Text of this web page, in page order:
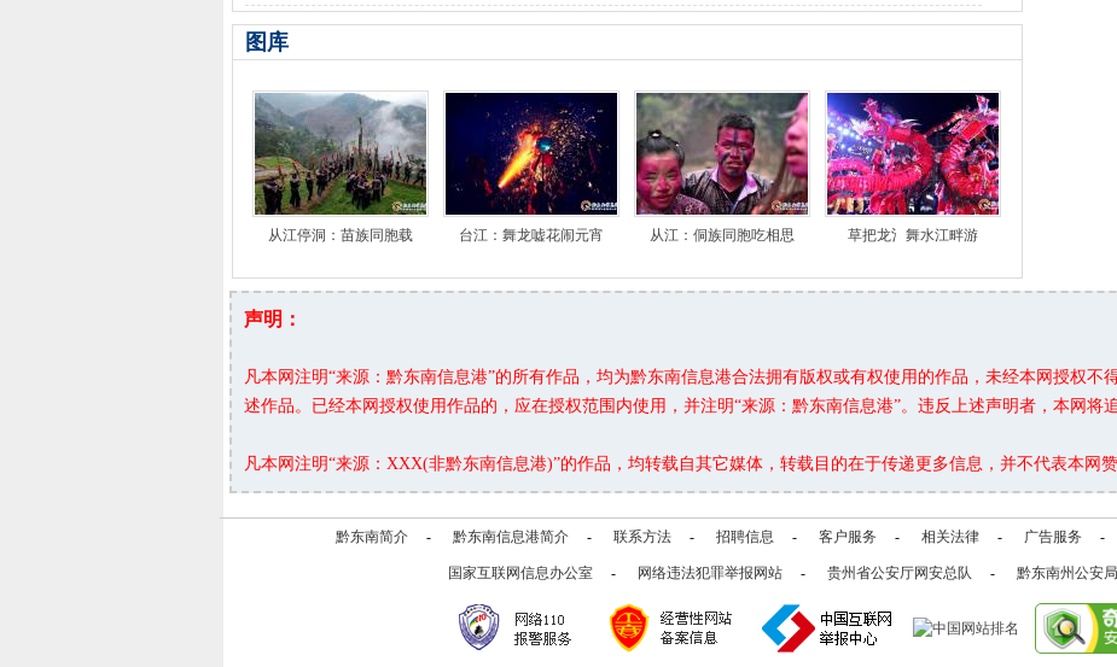
图库
从江停洞：苗族同胞载 台江：舞龙嘘花闹元宵 从江：侗族同胞吃相思 草把龙氵舞水江畔游
声明：
凡本网注明“来源：黔东南信息港”的所有作品，均为黔东南信息港合法拥有版权或有权使用的作品，未经本网授权不
述作品。已经本网授权使用作品的，应在授权范围内使用，并注明“来源：黔东南信息港”。违反上述声明者，本网将
凡本网注明“来源：XXX(非黔东南信息港)”的作品，均转载自其它媒体，转载目的在于传递更多信息，并不代表本网
黔东南简介 - 黔东南信息港简介 - 联系方法 - 招聘信息 - 客户服务 - 相关法律 - 广告服务 -
国家互联网信息办公室 - 网络违法犯罪举报网站 - 贵州省公安厅网安总队 - 黔东南州公安